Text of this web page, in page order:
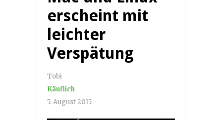
erscheint mit
leichter
Verspätung
Tobi
Käuflich
5. August 2015